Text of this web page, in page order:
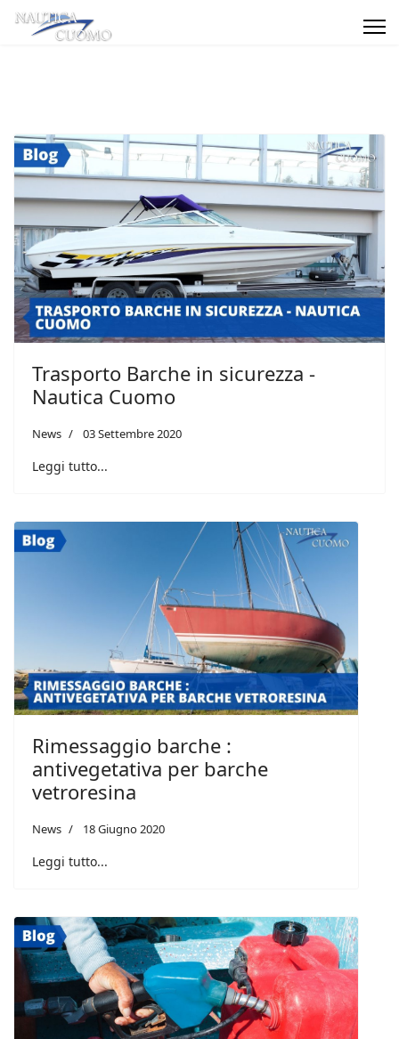
Trasporto Barche in sicurezza -
Nautica Cuomo
News 03 Settembre 2020
Leggi tutto...
Rimessaggio barche :
antivegetativa per barche
vetroresina
News 18 Giugno 2020
Leggi tutto...